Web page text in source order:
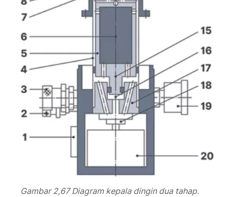
Gambar 2,67 Diagram kepala dingin dua tahap.